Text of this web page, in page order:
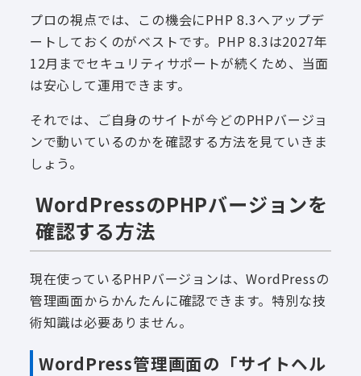
プロの視点では、この機会にPHP 8.3へアップデ
ートしておくのがベストです。PHP 8.3は2027年
12月までセキュリティサポートが続くため、当面
は安心して運用できます。
それでは、ご自身のサイトが今どのPHPバージョ
ンで動いているのかを確認する方法を見ていきま
しょう。
WordPressのPHPバージョンを
確認する方法
現在使っているPHPバージョンは、WordPressの
管理画面からかんたんに確認できます。特別な技
術知識は必要ありません。
WordPress管理画面の「サイトヘル